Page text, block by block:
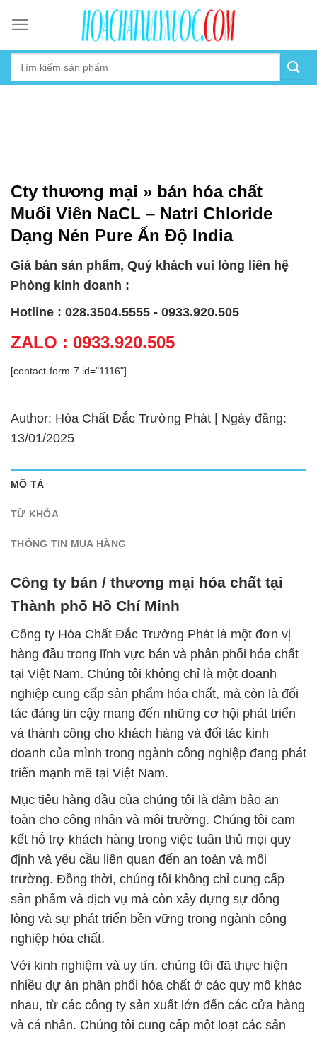
content
Cty thương mại » bán hóa chất
Muối Viên NaCL – Natri Chloride
Dạng Nén Pure Ấn Độ India
Giá bán sản phẩm, Quý khách vui lòng liên hệ
Phòng kinh doanh :
Hotline : 028.3504.5555 - 0933.920.505
ZALO : 0933.920.505
[contact-form-7 id="1116"]
Author: Hóa Chất Đắc Trường Phát | Ngày đăng:
13/01/2025
MÔ TẢ
TỪ KHÓA
THÔNG TIN MUA HÀNG
Công ty bán / thương mại hóa chất tại
Thành phố Hồ Chí Minh
Công ty Hóa Chất Đắc Trường Phát là một đơn vị
hàng đầu trong lĩnh vực bán và phân phối hóa chất
tại Việt Nam. Chúng tôi không chỉ là một doanh
nghiệp cung cấp sản phẩm hóa chất, mà còn là đối
tác đáng tin cậy mang đến những cơ hội phát triển
và thành công cho khách hàng và đối tác kinh
doanh của mình trong ngành công nghiệp đang phát
triển mạnh mẽ tại Việt Nam.
Mục tiêu hàng đầu của chúng tôi là đảm bảo an
toàn cho công nhân và môi trường. Chúng tôi cam
kết hỗ trợ khách hàng trong việc tuân thủ mọi quy
định và yêu cầu liên quan đến an toàn và môi
trường. Đồng thời, chúng tôi không chỉ cung cấp
sản phẩm và dịch vụ mà còn xây dựng sự đồng
lòng và sự phát triển bền vững trong ngành công
nghiệp hóa chất.
Với kinh nghiệm và uy tín, chúng tôi đã thực hiện
nhiều dự án phân phối hóa chất ở các quy mô khác
nhau, từ các công ty sản xuất lớn đến các cửa hàng
và cá nhân. Chúng tôi cung cấp một loạt các sản